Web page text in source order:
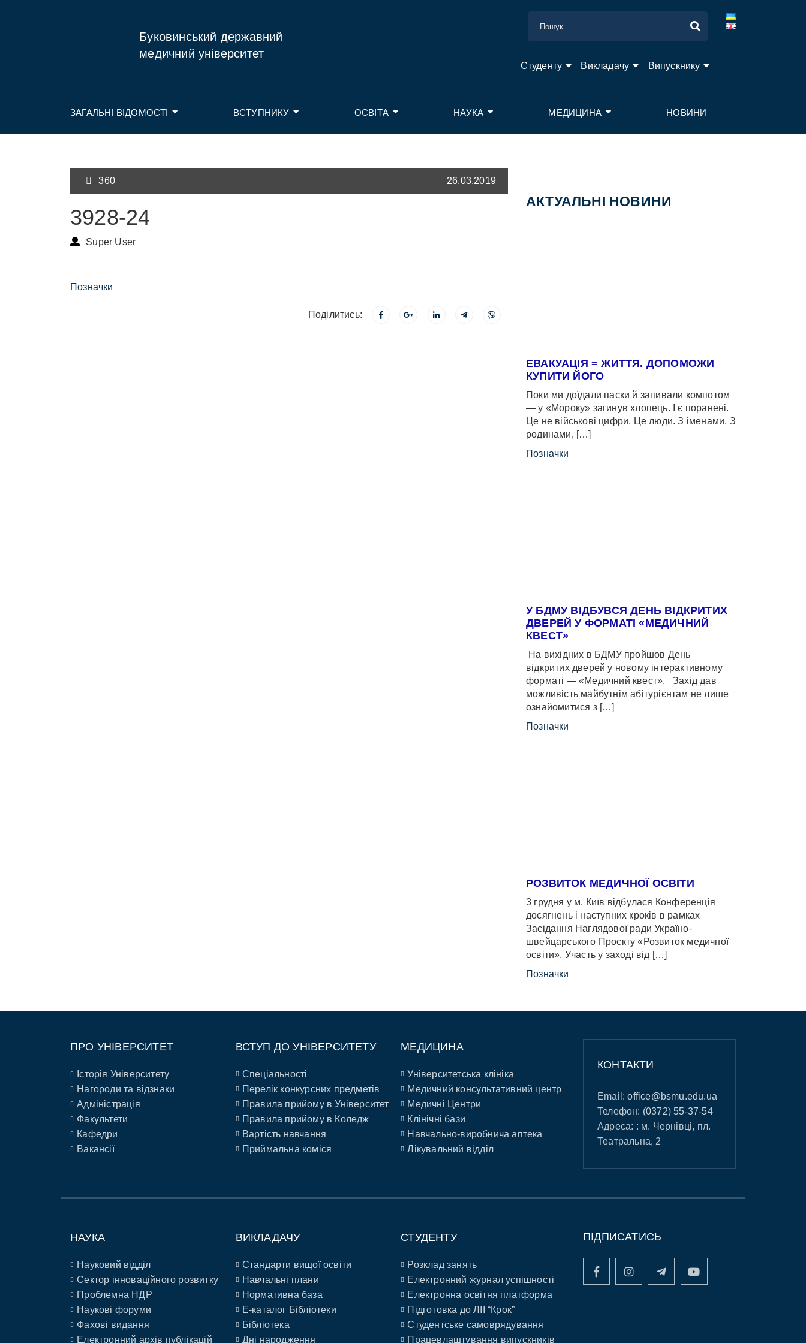
Буковинський державний
медичний університет
Студенту Викладачу Випускнику
ЗАГАЛЬНІ ВІДОМОСТІ ВСТУПНИКУ ОСВІТА НАУКА МЕДИЦИНА НОВИНИ
360 26.03.2019
3928-24
Super User
Позначки
Поділитись:
АКТУАЛЬНІ НОВИНИ
ЕВАКУАЦІЯ = ЖИТТЯ. ДОПОМОЖИ
КУПИТИ ЙОГО
Поки ми доїдали паски й запивали компотом
— у «Мороку» загинув хлопець. І є поранені.
Це не військові цифри. Це люди. З іменами. З
родинами, […]
Позначки
У БДМУ ВІДБУВСЯ ДЕНЬ ВІДКРИТИХ
ДВЕРЕЙ У ФОРМАТІ «МЕДИЧНИЙ
КВЕСТ»
На вихідних в БДМУ пройшов День
відкритих дверей у новому інтерактивному
форматі — «Медичний квест». Захід дав
можливість майбутнім абітурієнтам не лише
ознайомитися з […]
Позначки
РОЗВИТОК МЕДИЧНОЇ ОСВІТИ
3 грудня у м. Київ відбулася Конференція
досягнень і наступних кроків в рамках
Засідання Наглядової ради Україно-
швейцарського Проєкту «Розвиток медичної
освіти». Участь у заході від […]
Позначки
ПРО УНІВЕРСИТЕТ
Історія Університету
Нагороди та відзнаки
Адміністрація
Факультети
Кафедри
Вакансії
ВСТУП ДО УНІВЕРСИТЕТУ
Спеціальності
Перелік конкурсних предметів
Правила прийому в Університет
Правила прийому в Коледж
Вартість навчання
Приймальна коміся
МЕДИЦИНА
Університетська клініка
Медичний консультативний центр
Медичні Центри
Клінічні бази
Навчально-виробнича аптека
Лікувальний відділ
КОНТАКТИ
Email:office@bsmu.edu.ua
Телефон: (0372) 55-37-54
Адреса: : м. Чернівці, пл.
Театральна, 2
НАУКА
Науковий відділ
Сектор інноваційного розвитку
Проблемна НДР
Наукові форуми
Фахові видання
Електронний архів публікацій
ВИКЛАДАЧУ
Стандарти вищої освіти
Навчальні плани
Нормативна база
E-каталог Бібліотеки
Бібліотека
Дні народження
СТУДЕНТУ
Розклад занять
Електронний журнал успішності
Електронна освітня платформа
Підготовка до ЛІІ “Крок”
Студентське самоврядування
Працевлаштування випускників
ПІДПИСАТИСЬ